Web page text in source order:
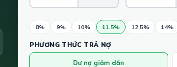
8% 9% 10% 11.5% 12.5% 14%
PHƯƠNG THỨC TRẢ NỢ
Dư nợ giảm dần